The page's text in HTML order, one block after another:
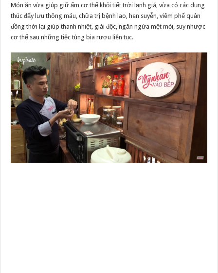
Món ăn vừa giúp giữ ấm cơ thể khỏi tiết trời lạnh giá, vừa có các dụng
thúc đẩy lưu thông máu, chữa trị bệnh lao, hen suyễn, viêm phế quản
đồng thời lại giúp thanh nhiệt, giải độc, ngăn ngừa mệt mỏi, suy nhược
cơ thể sau những tiệc tùng bia rượu liên tục.